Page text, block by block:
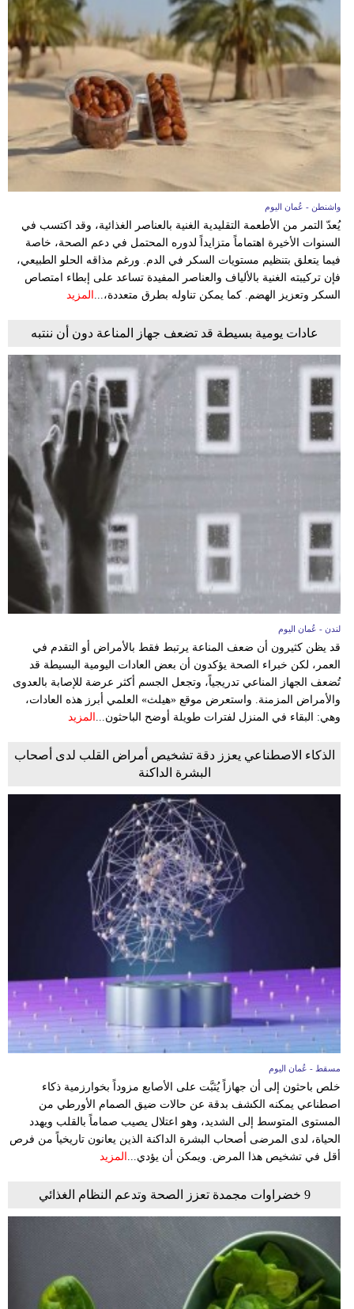
واشنطن - عُمان اليوم
يُعدّ التمر من الأطعمة التقليدية الغنية بالعناصر الغذائية، وقد اكتسب في
السنوات الأخيرة اهتماماً متزايداً لدوره المحتمل في دعم الصحة، خاصة
فيما يتعلق بتنظيم مستويات السكر في الدم. ورغم مذاقه الحلو الطبيعي،
فإن تركيبته الغنية بالألياف والعناصر المفيدة تساعد على إبطاء امتصاص
السكر وتعزيز الهضم. كما يمكن تناوله بطرق متعددة،... المزيد
عادات يومية بسيطة قد تضعف جهاز المناعة دون أن ننتبه
لندن - عُمان اليوم
قد يظن كثيرون أن ضعف المناعة يرتبط فقط بالأمراض أو التقدم في
العمر، لكن خبراء الصحة يؤكدون أن بعض العادات اليومية البسيطة قد
تُضعف الجهاز المناعي تدريجياً، وتجعل الجسم أكثر عرضة للإصابة بالعدوى
والأمراض المزمنة. واستعرض موقع «هيلث» العلمي أبرز هذه العادات،
وهي: البقاء في المنزل لفترات طويلة أوضح الباحثون...
المزيد
الذكاء الاصطناعي يعزز دقة تشخيص أمراض القلب لدى أصحاب
البشرة الداكنة
مسقط - عُمان اليوم
خلص باحثون إلى أن جهازاً يُثبَّت على الأصابع مزوداً بخوارزمية ذكاء
اصطناعي يمكنه الكشف بدقة عن حالات ضيق الصمام الأورطي من
المستوى المتوسط إلى الشديد، وهو اعتلال يصيب صماماً بالقلب ويهدد
الحياة، لدى المرضى أصحاب البشرة الداكنة الذين يعانون تاريخياً من فرص
أقل في تشخيص هذا المرض. ويمكن أن يؤدي... المزيد
9 خضراوات مجمدة تعزز الصحة وتدعم النظام الغذائي